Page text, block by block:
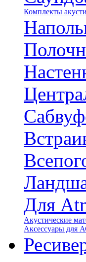
Комплекты
Для
Акустические
Аксессуары для